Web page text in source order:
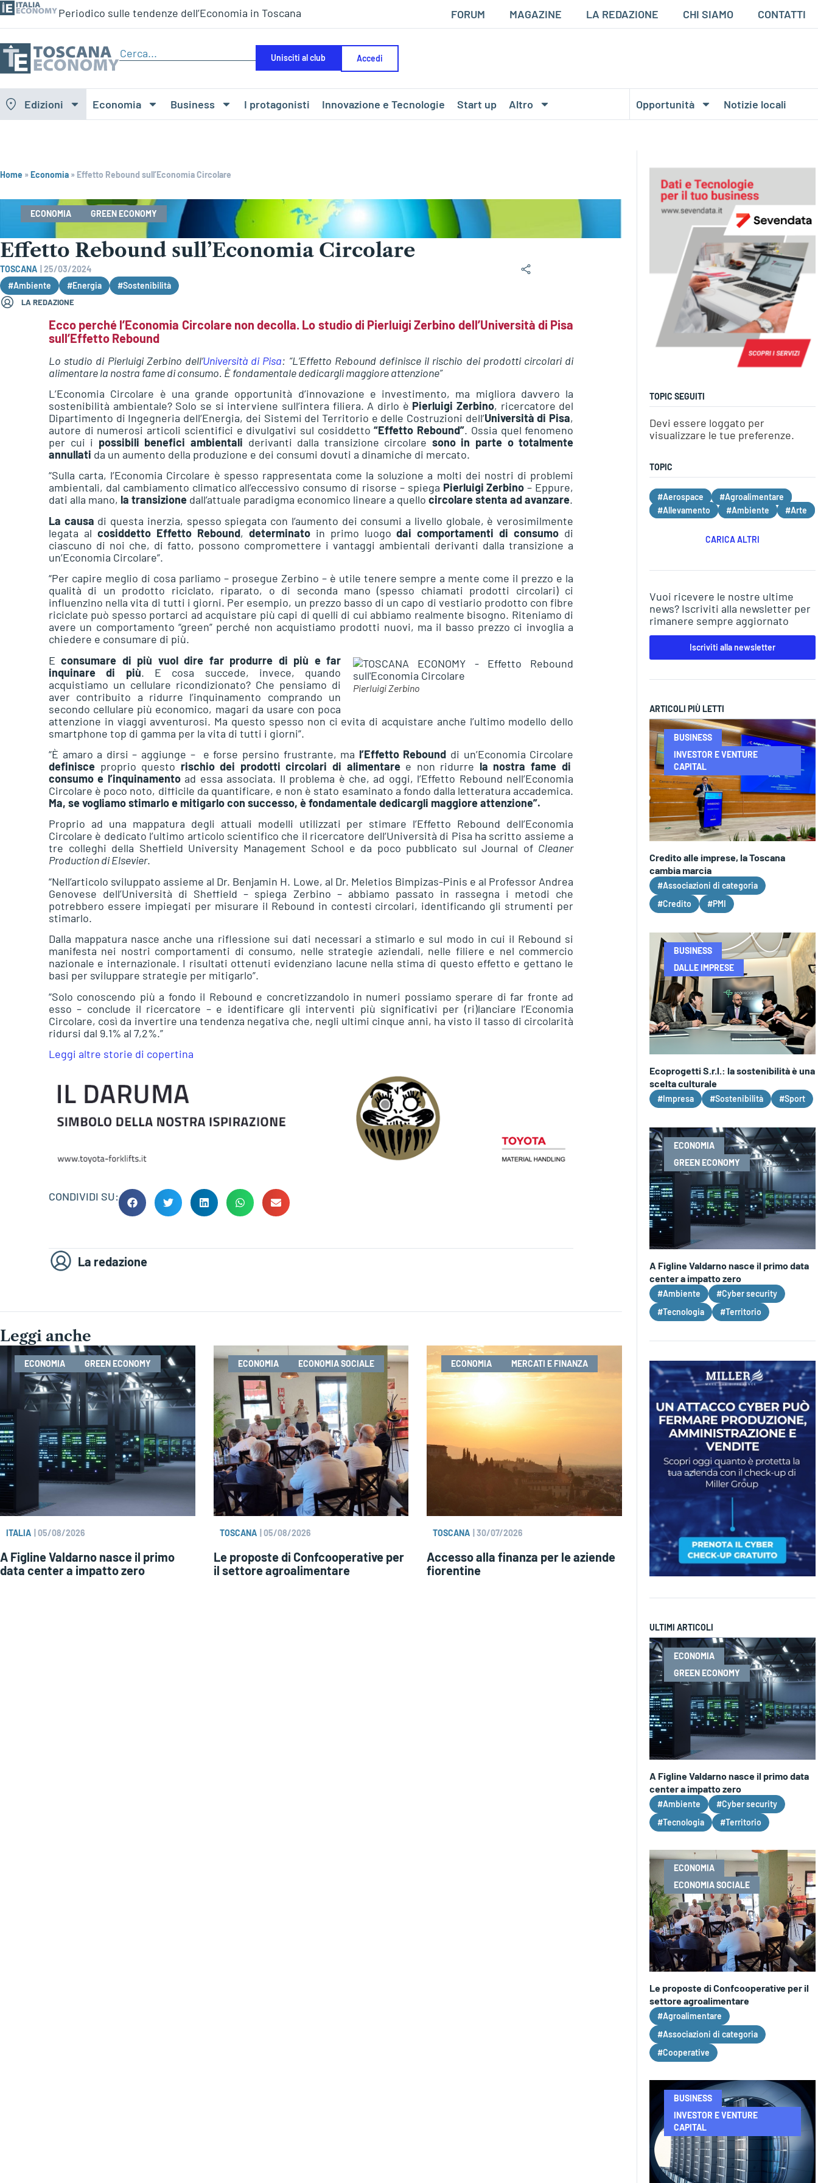
Periodico sulle tendenze dell’Economia in Toscana FORUM MAGAZINE LA REDAZIONE CHI SIAMO CONTATTI
Unisciti al club Accedi
Edizioni Economia Business I protagonisti Innovazione e Tecnologie Start up Altro Opportunità Notizie locali
Home »Economia » Effetto Rebound sull’Economia Circolare
ECONOMIA GREEN ECONOMY
Effetto Rebound sull’Economia Circolare
TOSCANA
25/03/2024
#Ambiente
#Energia #Sostenibilità
LA REDAZIONE
Ecco perché l’Economia Circolare non decolla. Lo studio di Pierluigi Zerbino dell’Università di Pisa
sull’Effetto Rebound
Lo studio di Pierluigi Zerbino dell’Università di Pisa: “L’Effetto Rebound definisce il rischio dei prodotti circolari di
alimentare la nostra fame di consumo. È fondamentale dedicargli maggiore attenzione”
L’Economia Circolare è una grande opportunità d’innovazione e investimento, ma migliora davvero la
sostenibilità ambientale? Solo se si interviene sull’intera filiera. A dirlo è Pierluigi Zerbino, ricercatore del
Dipartimento di Ingegneria dell’Energia, dei Sistemi del Territorio e delle Costruzioni dell’Università di Pisa,
autore di numerosi articoli scientifici e divulgativi sul cosiddetto“Effetto Rebound”. Ossia quel fenomeno
per cui i possibili benefici ambientali derivanti dalla transizione circolare sono in parte o totalmente
annullati da un aumento della produzione e dei consumi dovuti a dinamiche di mercato.
“Sulla carta, l’Economia Circolare è spesso rappresentata come la soluzione a molti dei nostri di problemi
ambientali, dal cambiamento climatico all’eccessivo consumo di risorse – spiega Pierluigi Zerbino– Eppure,
dati alla mano, la transizione dall’attuale paradigma economico lineare a quello circolare stenta ad avanzare.
La causa di questa inerzia, spesso spiegata con l’aumento dei consumi a livello globale, è verosimilmente
legata al cosiddetto Effetto Rebound, determinatoin primo luogodai comportamenti di consumo di
ciascuno di noi che, di fatto, possono compromettere i vantaggi ambientali derivanti dalla transizione a
un’Economia Circolare”.
“Per capire meglio di cosa parliamo – prosegue Zerbino – è utile tenere sempre a mente come il prezzo e la
qualità di un prodotto riciclato, riparato, o di seconda mano (spesso chiamati prodotti circolari) ci
influenzino nella vita di tutti i giorni. Per esempio, un prezzo basso di un capo di vestiario prodotto con fibre
riciclate può spesso portarci ad acquistare più capi di quelli di cui abbiamo realmente bisogno. Riteniamo di
avere un comportamento “green” perché non acquistiamo prodotti nuovi, ma il basso prezzo ci invoglia a
chiedere e consumare di più.
Pierluigi Zerbino
Econsumare di più vuol dire far produrre di più e far
inquinare di più. E cosa succede, invece, quando
acquistiamo un cellulare ricondizionato? Che pensiamo di
aver contribuito a ridurre l’inquinamento comprando un
secondo cellulare più economico, magari da usare con poca
attenzione in viaggi avventurosi. Ma questo spesso non ci evita di acquistare anche l’ultimo modello dello
smartphone top di gamma per la vita di tutti i giorni”.
“È amaro a dirsi – aggiunge – e forse persino frustrante, ma l’Effetto Rebound di un’Economia Circolare
definisce proprio questo rischio dei prodotti circolari di alimentaree non ridurre la nostra fame di
consumo e l’inquinamentoad essa associata. Il problema è che, ad oggi, l’Effetto Rebound nell’Economia
Circolare è poco noto, difficile da quantificare, e non è stato esaminato a fondo dalla letteratura accademica.
Ma, se vogliamo stimarlo e mitigarlo con successo, è fondamentale dedicargli maggiore attenzione”.
Proprio ad una mappatura degli attuali modelli utilizzati per stimare l’Effetto Rebound dell’Economia
Circolare è dedicato l’ultimo articolo scientifico che il ricercatore dell’Università di Pisa ha scritto assieme a
tre colleghi della Sheffield University Management School e da poco pubblicato sul Journal of Cleaner
Production di Elsevier.
“Nell’articolo sviluppato assieme al Dr. Benjamin H. Lowe, al Dr. Meletios Bimpizas-Pinis e al Professor Andrea
Genovese dell’Università di Sheffield – spiega Zerbino – abbiamo passato in rassegna i metodi che
potrebbero essere impiegati per misurare il Rebound in contesti circolari, identificando gli strumenti per
stimarlo.
Dalla mappatura nasce anche una riflessione sui dati necessari a stimarlo e sul modo in cui il Rebound si
manifesta nei nostri comportamenti di consumo, nelle strategie aziendali, nelle filiere e nel commercio
nazionale e internazionale. I risultati ottenuti evidenziano lacune nella stima di questo effetto e gettano le
basi per sviluppare strategie per mitigarlo”.
“Solo conoscendo più a fondo il Rebound e concretizzandolo in numeri possiamo sperare di far fronte ad
esso – conclude il ricercatore – e identificare gli interventi più significativi per (ri)lanciare l’Economia
Circolare, così da invertire una tendenza negativa che, negli ultimi cinque anni, ha visto il tasso di circolarità
ridursi dal 9.1% al 7,2%.”
Leggi altre storie di copertina
CONDIVIDI SU:
La redazione
Leggi anche
ECONOMIA GREEN ECONOMY
ITALIA 05/08/2026
A Figline Valdarno nasce il primo
data center a impatto zero
ECONOMIA ECONOMIA SOCIALE
TOSCANA 05/08/2026
Le proposte di Confcooperative per
il settore agroalimentare
ECONOMIA MERCATI E FINANZA
TOSCANA |30/07/2026
Accesso alla finanza per le aziende
fiorentine
TOPIC SEGUITI
Devi essere loggato per
visualizzare le tue preferenze.
TOPIC
#Aerospace
#Agroalimentare
#Allevamento
#Ambiente #Arte
CARICA ALTRI
Vuoi ricevere le nostre ultime
news? Iscriviti alla newsletter per
rimanere sempre aggiornato
Iscriviti alla newsletter
ARTICOLI PIÙ LETTI
BUSINESS
INVESTOR E VENTURE
CAPITAL
Credito alle imprese, la Toscana
cambia marcia
#Associazioni di categoria
#Credito
#PMI
BUSINESS
DALLE IMPRESE
Ecoprogetti S.r.l.: la sostenibilità è una
scelta culturale
#Impresa #Sostenibilità #Sport
ECONOMIA
GREEN ECONOMY
A Figline Valdarno nasce il primo data
center a impatto zero
#Ambiente
#Cyber security
#Tecnologia
#Territorio
ULTIMI ARTICOLI
ECONOMIA
GREEN ECONOMY
A Figline Valdarno nasce il primo data
center a impatto zero
#Ambiente
#Cyber security
#Tecnologia
#Territorio
ECONOMIA
ECONOMIA SOCIALE
Le proposte di Confcooperative per il
settore agroalimentare
#Agroalimentare
#Associazioni di categoria
#Cooperative
BUSINESS
INVESTOR E VENTURE
CAPITAL